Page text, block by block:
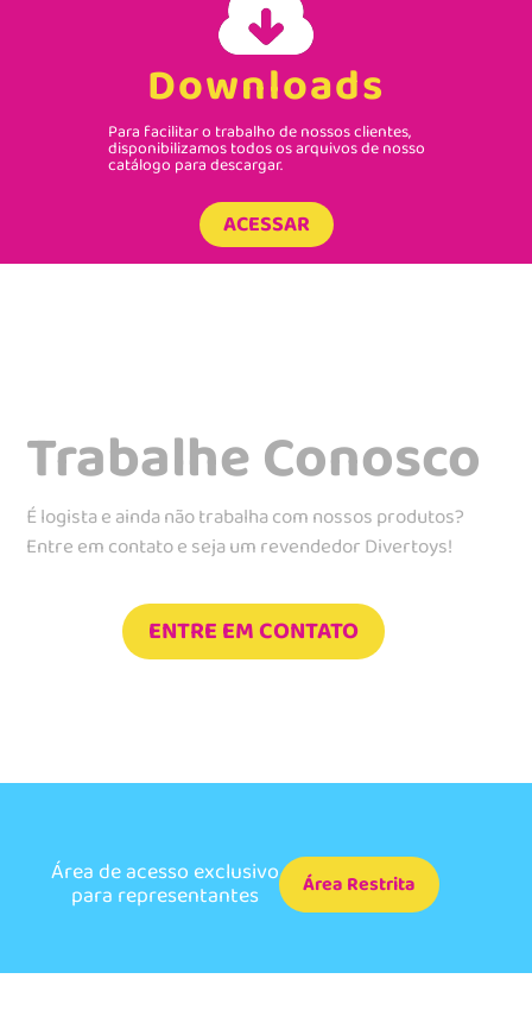
Downloads
Para facilitar o trabalho de nossos clientes,
disponibilizamos todos os arquivos de nosso
catálogo para descargar.
ACESSAR
Trabalhe Conosco
É logista e ainda não trabalha com nossos produtos?
Entre em contato e seja um revendedor Divertoys!
ENTRE EM CONTATO
Área de acesso exclusivo
para representantes Área Restrita